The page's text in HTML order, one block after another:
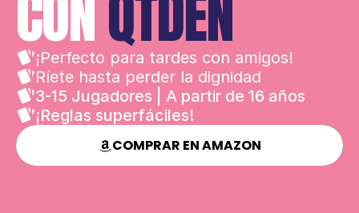
¡Perfecto para tardes con amigos!
Ríete hasta perder la dignidad
3-15 Jugadores | A partir de 16 años
¡Reglas superfáciles!
COMPRAR EN AMAZON